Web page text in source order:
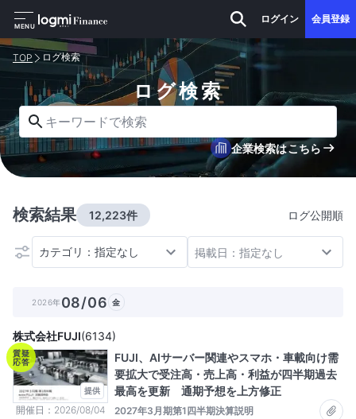
MENU
ログイン 会員登録
TOP ログ検索
ログ検索
企業検索はこちら
検索結果 12,223件 ログ公開順
カテゴリ：指定なし 掲載日：指定なし
2026年08/06 金
質疑
応答
提供
開催日 2026/08/04
株式会社FUJI(6134)
FUJI、AIサーバー関連やスマホ・車載向け需
要拡大で受注高・売上高・利益が四半期過去
最高を更新 通期予想を上方修正
2027年3月期第1四半期決算説明